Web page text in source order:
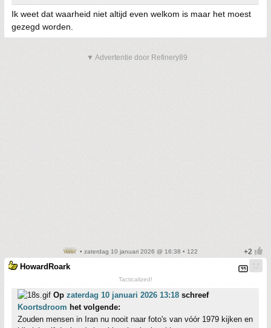
Ik weet dat waarheid niet altijd even welkom is maar het moest
gezegd worden.
▼ Advertentie door Refinery89
• zaterdag 10 januari 2026 @ 16:38 • 122
HowardRoark
Tacticalized!
Op zaterdag 10 januari 2026 13:18 schreef
Koortsdroom het volgende:
Zouden mensen in Iran nu nooit naar foto's van vóór 1979 kijken en